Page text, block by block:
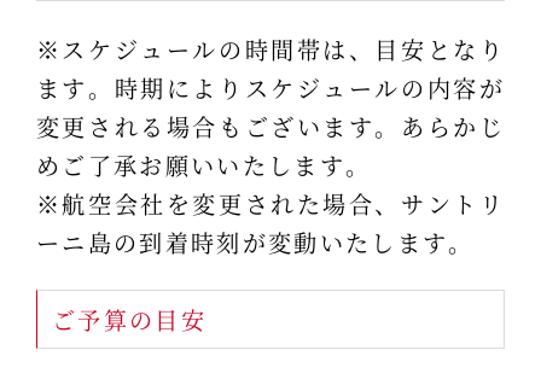
※スケジュールの時間帯は、目安となり
ます。時期によりスケジュールの内容が
変更される場合もございます。あらかじ
めご了承お願いいたします。
※航空会社を変更された場合、サントリ
ーニ島の到着時刻が変動いたします。
ご予算の目安